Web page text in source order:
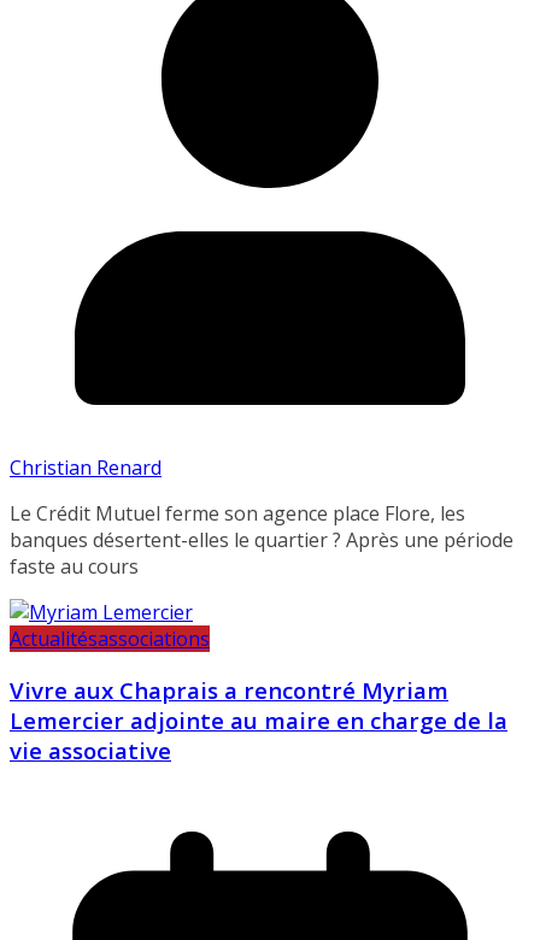
Christian Renard
Le Crédit Mutuel ferme son agence place Flore, les
banques désertent-elles le quartier ? Après une période
faste au cours
Actualitésassociations
Vivre aux Chaprais a rencontré Myriam
Lemercier adjointe au maire en charge de la
vie associative